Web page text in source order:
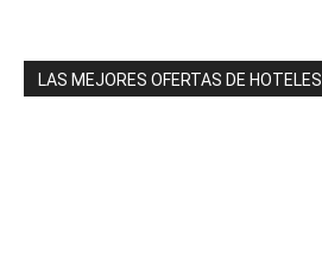
LAS MEJORES OFERTAS DE HOTELES